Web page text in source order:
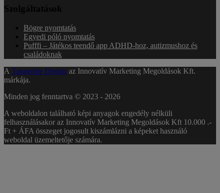
Szolgáltatások
Bögre nyomtatás
Egyedi póló nyomtatás
Pufffi – Játékos teendő app ADHD-hoz, autizmushoz és
családoknak
A Tangerine Design az Innovatív Marketing Megoldások Kft.
márkája.
Minden jog fenntartva © 2023 - 2026
A weboldalon található képi anyagok engedély nélküli
felhasználásakor az Innovatív Marketing Megoldások Kft 10.000 .-
Ft + ÁFA összeget jogosult kiszámlázni a képeket használó
weboldal üzemeltetője számára.